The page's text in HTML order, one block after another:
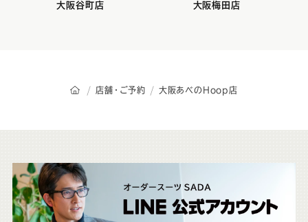
大阪谷町店 大阪梅田店
オーダースーツSADAのトップページ
店舗・ご予約 大阪あべのHoop店
こ
ち